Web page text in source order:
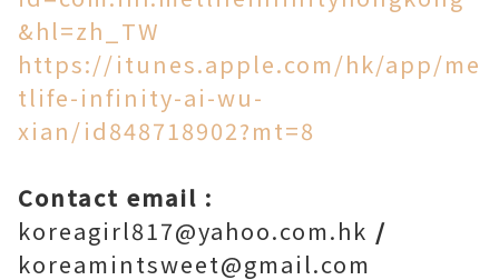
&hl=zh_TW
https://itunes.apple.com/hk/app/me
tlife-infinity-ai-wu-
xian/id848718902?mt=8
Contact email :
koreagirl817@yahoo.com.hk /
koreamintsweet@gmail.com